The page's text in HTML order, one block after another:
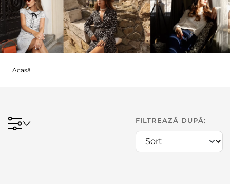
Acasă
FILTREAZĂ DUPĂ: